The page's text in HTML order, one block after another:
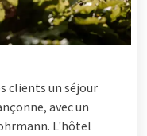
clients un séjour
avec un
L'hôtel